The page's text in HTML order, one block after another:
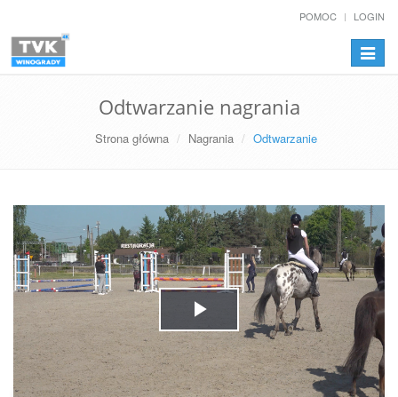
POMOC LOGIN
Odtwarzanie nagrania
Strona główna Nagrania Odtwarzanie
Play
Video